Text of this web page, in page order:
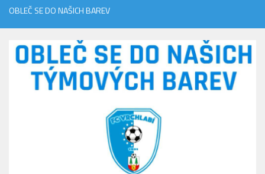
OBLEČ SE DO NAŠICH BAREV